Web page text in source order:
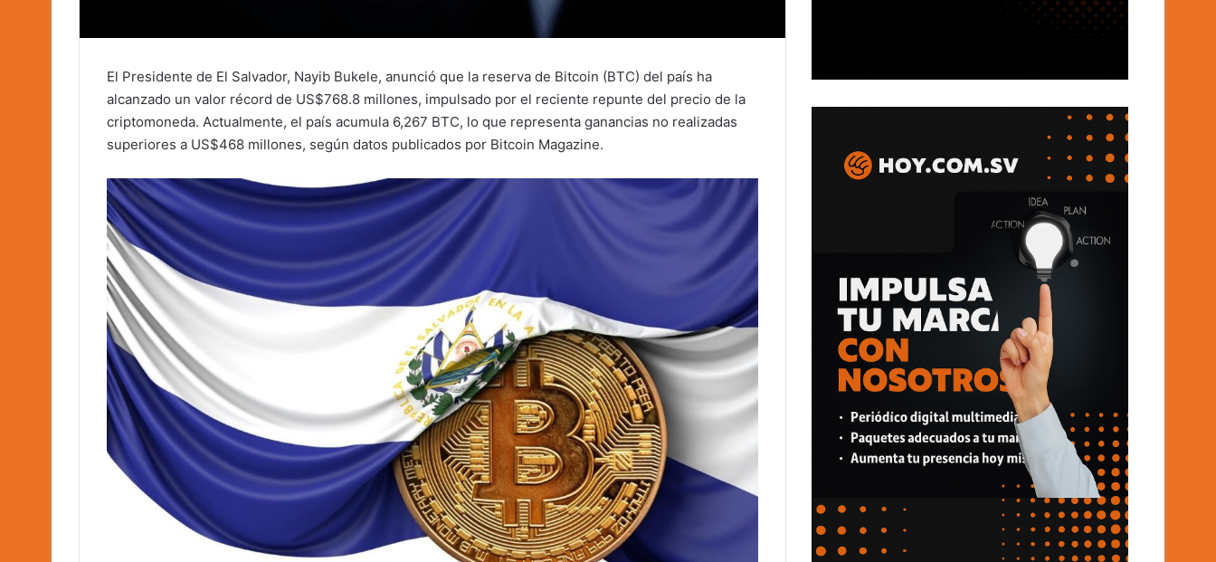
El Presidente de El Salvador, Nayib Bukele, anunció que la reserva de Bitcoin (BTC) del país ha
alcanzado un valor récord de US$768.8 millones, impulsado por el reciente repunte del precio de la
criptomoneda. Actualmente, el país acumula 6,267 BTC, lo que representa ganancias no realizadas
superiores a US$468 millones, según datos publicados por Bitcoin Magazine.